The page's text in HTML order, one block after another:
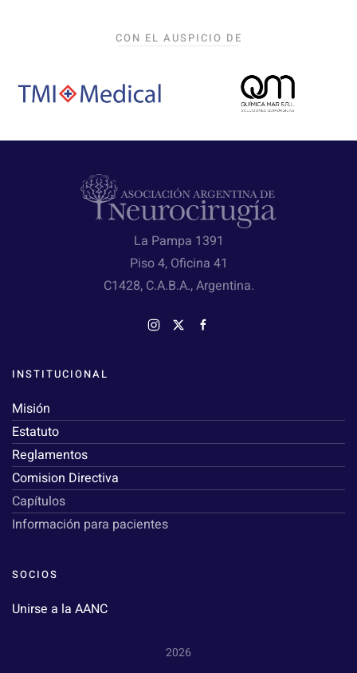
CON EL AUSPICIO DE
La Pampa 1391
Piso 4, Oficina 41
C1428, C.A.B.A., Argentina.
INSTITUCIONAL
Misión
Estatuto
Reglamentos
Comision Directiva
Capítulos
Información para pacientes
SOCIOS
Unirse a la AANC
2026